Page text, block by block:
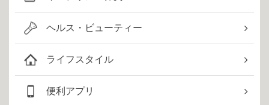
ヘルス・ビューティー
ライフスタイル
便利アプリ